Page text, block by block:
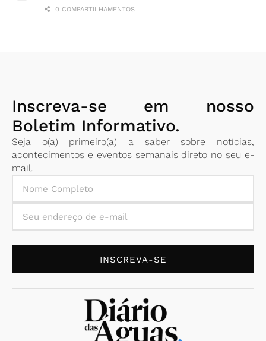
0 COMPARTILHAMENTOS
Inscreva-se em nosso
Boletim Informativo.
Seja o(a) primeiro(a) a saber sobre notícias,
acontecimentos e eventos semanais direto no seu e-
mail.
INSCREVA-SE